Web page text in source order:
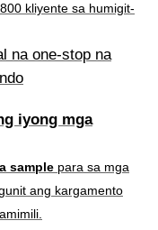
kliyente sa humigit-
na one-stop na
iyong mga
sample para sa mga
ang kargamento